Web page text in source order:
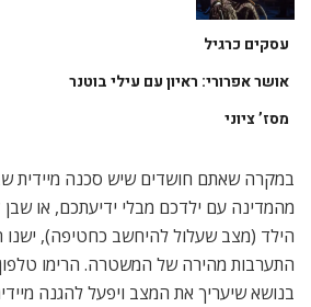
עסקים כרגיל
אושר אפרורי: ראיון עם עילי בוטנר
מסז’ ציוני
במקרה שאתם חושדים שיש סכנה מיידית
מהמדינה עם ילדכם מבלי ידיעתכם, או
הילד (מצב שעלול להיחשב כחטיפה),
התערבות מהירה של המשטרה. הרימו
בנושא שיעריך את המצב ויפעל להגנה